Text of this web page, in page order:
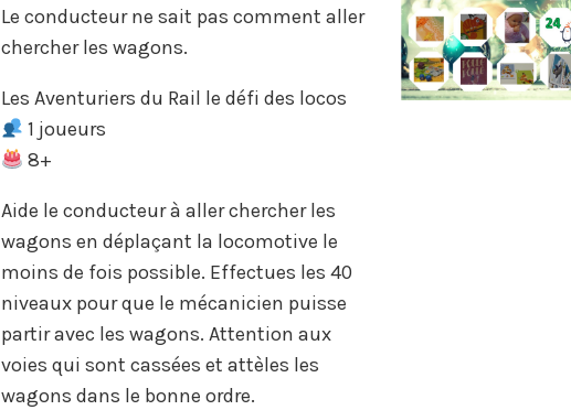
Le conducteur ne sait pas comment aller
chercher les wagons.
Les Aventuriers du Rail le défi des locos
1 joueurs
8+
Aide le conducteur à aller chercher les
wagons en déplaçant la locomotive le
moins de fois possible. Effectues les 40
niveaux pour que le mécanicien puisse
partir avec les wagons. Attention aux
voies qui sont cassées et attèles les
wagons dans le bonne ordre.